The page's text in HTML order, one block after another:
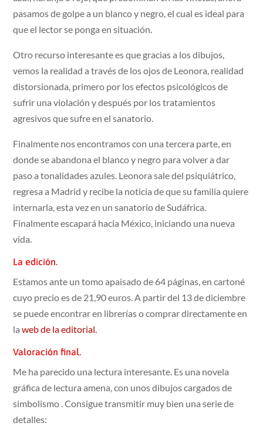
pasamos de golpe a un blanco y negro, el cual es ideal para
que el lector se ponga en situación.
Otro recurso interesante es que gracias a los dibujos,
vemos la realidad a través de los ojos de Leonora, realidad
distorsionada, primero por los efectos psicológicos de
sufrir una violación y después por los tratamientos
agresivos que sufre en el sanatorio.
Finalmente nos encontramos con una tercera parte, en
donde se abandona el blanco y negro para volver a dar
paso a tonalidades azules. Leonora sale del psiquiátrico,
regresa a Madrid y recibe la noticia de que su familia quiere
internarla, esta vez en un sanatorio de Sudáfrica.
Finalmente escapará hacia México, iniciando una nueva
vida.
La edición.
Estamos ante un tomo apaisado de 64 páginas, en cartoné
cuyo precio es de 21,90 euros. A partir del 13 de diciembre
se puede encontrar en librerías o comprar directamente en
laweb de la editorial.
Valoración final.
Me ha parecido una lectura interesante. Es una novela
gráfica de lectura amena, con unos dibujos cargados de
simbolismo . Consigue transmitir muy bien una serie de
detalles: